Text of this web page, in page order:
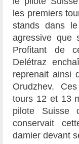
les premiers
stands dans
agressive que
Profitant de
Delétraz
reprenait ainsi
Orudzhev.
tours 12 et 13
pilote Suisse
conservait
damierdevant